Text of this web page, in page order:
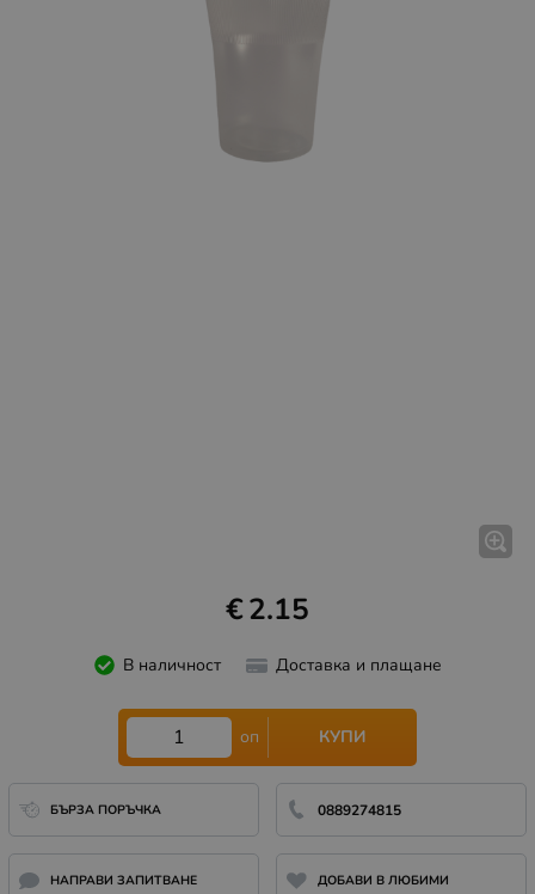
2.15
€
В наличност Доставка и плащане
оп КУПИ
БЪРЗА ПОРЪЧКА 0889274815
НАПРАВИ ЗАПИТВАНЕ ДОБАВИ В ЛЮБИМИ